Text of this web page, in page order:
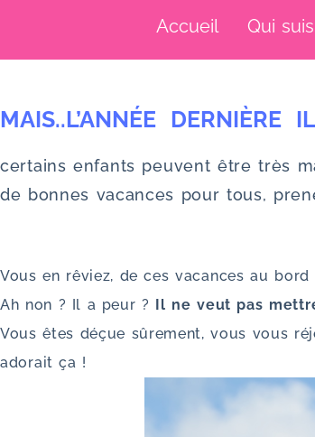
Accueil Qui
MAIS..L’ANNÉE DERNIÈRE
certains enfants peuvent être très
de bonnes vacances pour tous,
Vous en rêviez, de ces vacances au
Ah non ? Il a peur ?
Il ne veut pas
Vous êtes déçue sûrement, vous vous
adorait ça !